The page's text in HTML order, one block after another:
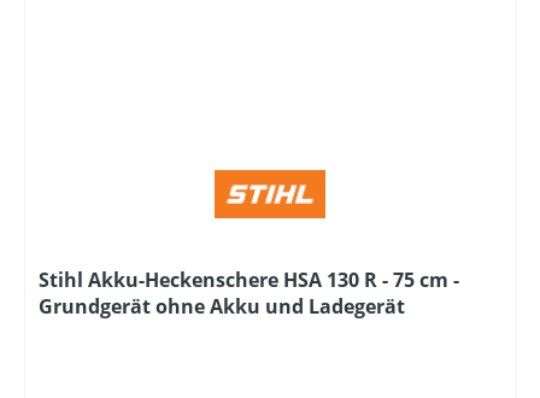
Stihl Akku-Heckenschere HSA 130 R - 75 cm -
Grundgerät ohne Akku und Ladegerät